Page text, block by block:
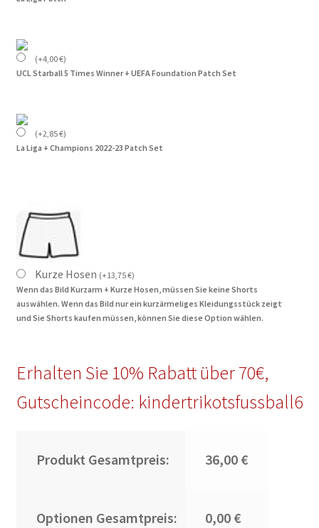
(+4,00€)
UCL Starball 5 Times Winner + UEFA Foundation Patch Set
(+2,85€)
La Liga + Champions 2022-23 Patch Set
Kurze Hosen (+13,75€)
Wenn das Bild Kurzarm + Kurze Hosen, müssen Sie keine Shorts
auswählen. Wenn das Bild nur ein kurzärmeliges Kleidungsstück zeigt
und Sie Shorts kaufen müssen, können Sie diese Option wählen.
Erhalten Sie 10% Rabatt über 70€,
Gutscheincode: kindertrikotsfussball6
Produkt Gesamtpreis: 36,00 €
Optionen Gesamtpreis: 0,00 €